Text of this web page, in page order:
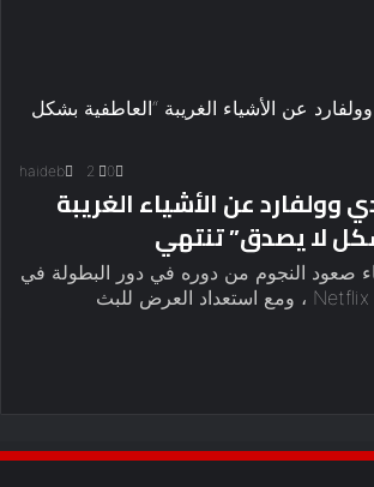
haideb 0
وولفارد عن الأشياء الغريبة
لا يصدق” تنتهي
صعود النجوم من دوره في دور البطولة في
الأشياء الغريبة في Netflix ، ومع استعداد العرض للبث